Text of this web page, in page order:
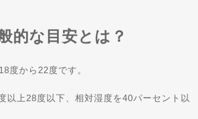
的な目安とは？
度から22度です。
以上28度以下、相対湿度を40パーセント以